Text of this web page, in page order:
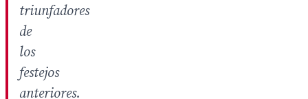
triunfadores
de
los
festejos
anteriores.